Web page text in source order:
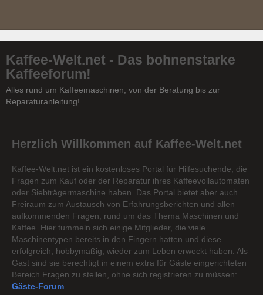
Kaffee-Welt.net - Das bohnenstarke
Kaffeeforum!
Alles rund um Kaffeemaschinen, von der Beratung bis zur
Reparaturanleitung!
Herzlich Willkommen auf Kaffee-Welt.net
Kaffee-Welt.net ist ein kostenloses Portal für Hilfesuchende, die
Fragen zum Kauf oder der Reparatur ihres Kaffeevollautomaten
oder Siebträgermaschine haben. Das Portal bietet aber auch
Freiraum zum Austausch von Erfahrungsberichten und allen
aufkommenden Fragen, rund um das Thema Maschinen und
Kaffee. Hier tummeln sich einige Mitglieder, die viele
Maschinentypen bereits in den Fingern hatten und diese
erfolgreich, hobbymäßig, wieder zum Leben erweckt haben. Als
Gast sind sie berechtigt in einem extra für Gäste eingerichteten
Bereich Fragen zu stellen, ohne sich registrieren zu müssen:
Gäste-Forum